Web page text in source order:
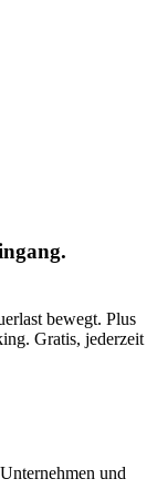
bewegt. Plus
Gratis, jederzeit
und